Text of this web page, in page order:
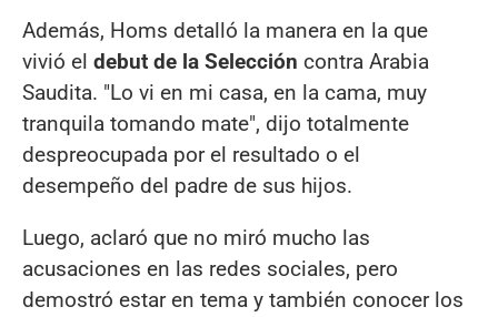
Además, Homs detalló la manera en la que
vivió el debut de la Selección contra Arabia
Saudita. "Lo vi en mi casa, en la cama, muy
tranquila tomando mate", dijo totalmente
despreocupada por el resultado o el
desempeño del padre de sus hijos.
Luego, aclaró que no miró mucho las
acusaciones en las redes sociales, pero
demostró estar en tema y también conocer los